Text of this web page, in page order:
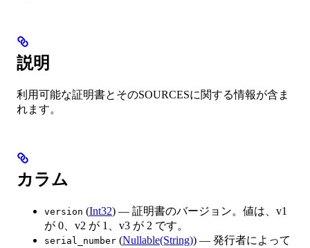
説明
利用可能な証明書とそのSOURCESに関する情報が含ま
れます。
カラム
version (Int32) — 証明書のバージョン。値は、v1
が 0、v2 が 1、v3 が 2 です。
serial_number (Nullable(String)) — 発行者によって